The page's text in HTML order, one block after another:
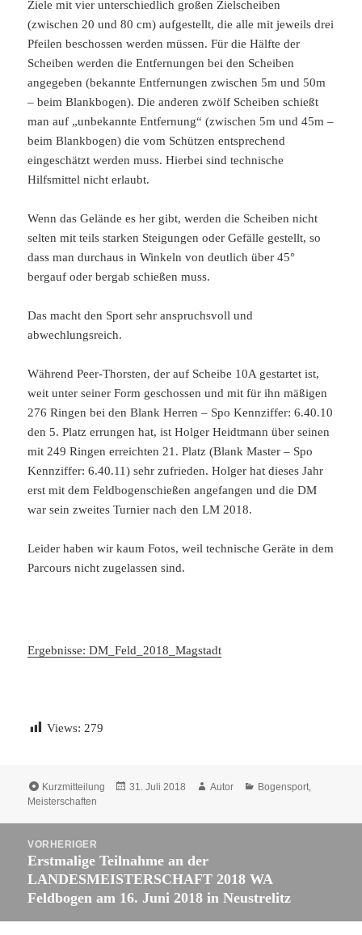
Ziele mit vier unterschiedlich großen Zielscheiben
(zwischen 20 und 80 cm) aufgestellt, die alle mit jeweils drei
Pfeilen beschossen werden müssen. Für die Hälfte der
Scheiben werden die Entfernungen bei den Scheiben
angegeben (bekannte Entfernungen zwischen 5m und 50m
– beim Blankbogen). Die anderen zwölf Scheiben schießt
man auf „unbekannte Entfernung“ (zwischen 5m und 45m –
beim Blankbogen) die vom Schützen entsprechend
eingeschätzt werden muss. Hierbei sind technische
Hilfsmittel nicht erlaubt.
Wenn das Gelände es her gibt, werden die Scheiben nicht
selten mit teils starken Steigungen oder Gefälle gestellt, so
dass man durchaus in Winkeln von deutlich über 45°
bergauf oder bergab schießen muss.
Das macht den Sport sehr anspruchsvoll und
abwechlungsreich.
Während Peer-Thorsten, der auf Scheibe 10A gestartet ist,
weit unter seiner Form geschossen und mit für ihn mäßigen
276 Ringen bei den Blank Herren – Spo Kennziffer: 6.40.10
den 5. Platz errungen hat, ist Holger Heidtmann über seinen
mit 249 Ringen erreichten 21. Platz (Blank Master – Spo
Kennziffer: 6.40.11) sehr zufrieden. Holger hat dieses Jahr
erst mit dem Feldbogenschießen angefangen und die DM
war sein zweites Turnier nach den LM 2018.
Leider haben wir kaum Fotos, weil technische Geräte in dem
Parcours nicht zugelassen sind.
Ergebnisse: DM_Feld_2018_Magstadt
Views: 279
Format
Kurzmitteilung
Veröffentlicht
31. Juli 2018 Autor
Autor Kategorien
Bogensport
Meisterschaften
VORHERIGER
Vorheriger
Beitrag:
Erstmalige Teilnahme an der
LANDESMEISTERSCHAFT 2018 WA
Feldbogen am 16. Juni 2018 in Neustrelitz